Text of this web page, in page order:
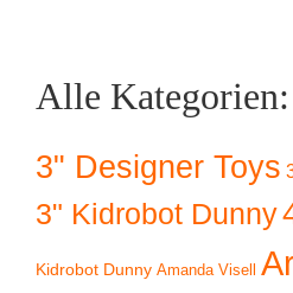
Alle Kategorien:
3" Designer Toys
3" Kidrobot Dunny
Kidrobot Dunny Amanda Visell